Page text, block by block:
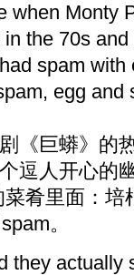
when Monty
the 70s
spam with
egg and
《巨蟒》的
逗人开心的
肴里面：培
。
actually